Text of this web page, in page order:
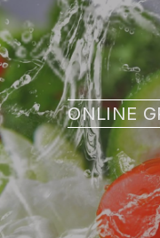
ONLINE